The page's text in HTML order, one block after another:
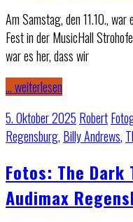
Am Samstag, den 11.10.,
Fest in der MusicHall
war es her, dass wir
… weiterlesen
5. Oktober 2025 Robert
Regensburg, Billy Andrews,
Fotos: The Dark
Audimax